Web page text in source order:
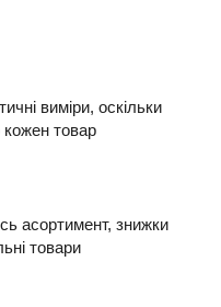
виміри, оскільки
товар
асортимент, знижки
товари